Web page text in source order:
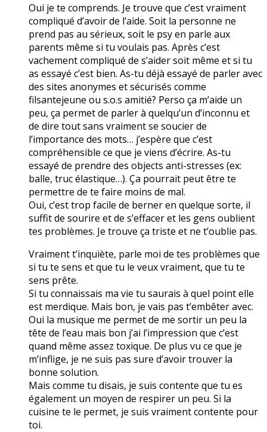
Oui je te comprends. Je trouve que c’est vraiment
compliqué d’avoir de l’aide. Soit la personne ne
prend pas au sérieux, soit le psy en parle aux
parents même si tu voulais pas. Après c’est
vachement compliqué de s’aider soit même et si tu
as essayé c’est bien. As-tu déjà essayé de parler avec
des sites anonymes et sécurisés comme
filsantejeune ou s.o.s amitié? Perso ça m’aide un
peu, ça permet de parler à quelqu’un d’inconnu et
de dire tout sans vraiment se soucier de
l’importance des mots… j’espère que c’est
compréhensible ce que je viens d’écrire. As-tu
essayé de prendre des objects anti-stresses (ex:
balle, truc élastique…). Ça pourrait peut être te
permettre de te faire moins de mal.
Oui, c’est trop facile de berner en quelque sorte, il
suffit de sourire et de s’effacer et les gens oublient
tes problèmes. Je trouve ça triste et ne t’oublie pas.
Vraiment t’inquiète, parle moi de tes problèmes que
si tu te sens et que tu le veux vraiment, que tu te
sens prête.
Si tu connaissais ma vie tu saurais à quel point elle
est merdique. Mais bon, je vais pas t’embêter avec.
Oui la musique me permet de me sortir un peu la
tête de l’eau mais bon j’ai l’impression que c’est
quand même assez toxique. De plus vu ce que je
m’inflige, je ne suis pas sure d’avoir trouver la
bonne solution.
Mais comme tu disais, je suis contente que tu es
également un moyen de respirer un peu. Si la
cuisine te le permet, je suis vraiment contente pour
toi.